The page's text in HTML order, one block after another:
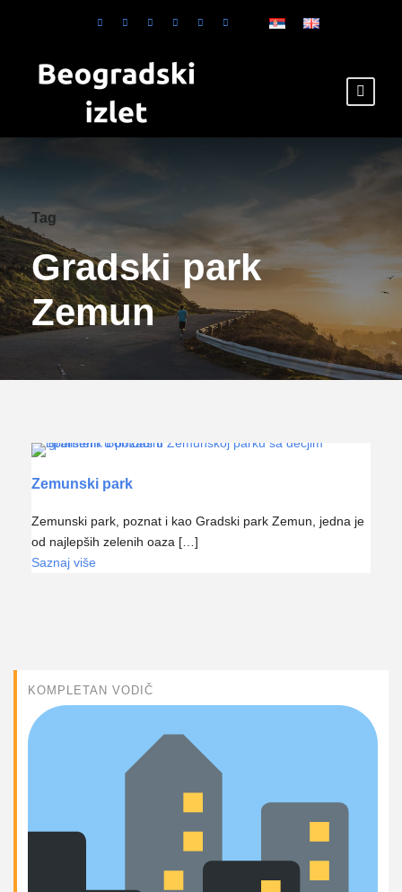
Tag
Gradski park
Zemun
Zemunski park
Zemunski park, poznat i kao Gradski park Zemun, jedna je
od najlepših zelenih oaza […]
Saznaj više
KOMPLETAN VODIČ